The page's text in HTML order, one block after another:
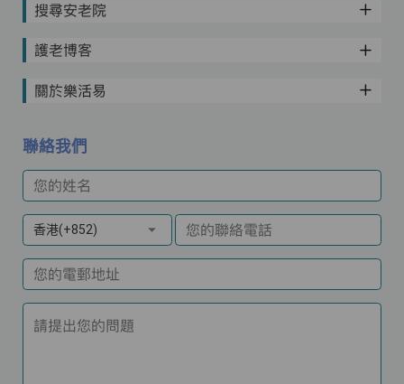
搜尋安老院
護老博客
關於樂活易
聯絡我們
您的姓名
香港(+852) 您的聯絡電話
您的電郵地址
請提出您的問題